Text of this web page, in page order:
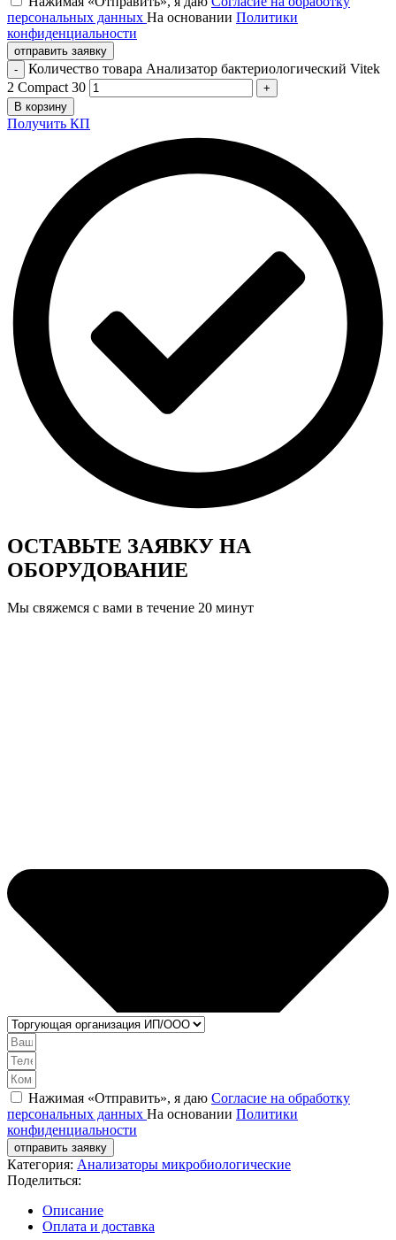
персональных данных На основании Политики
конфиденциальности
отправить заявку
Количество товара Анализатор бактериологический Vitek
2 Compact 30
В корзину
Получить КП
ОСТАВЬТЕ ЗАЯВКУ НА
ОБОРУДОВАНИЕ
Мы свяжемся с вами в течение 20 минут
Нажимая «Отправить», я даю Согласие на обработку
персональных данных На основании Политики
конфиденциальности
отправить заявку
Категория: Анализаторы микробиологические
Поделиться:
Описание
Оплата и доставка